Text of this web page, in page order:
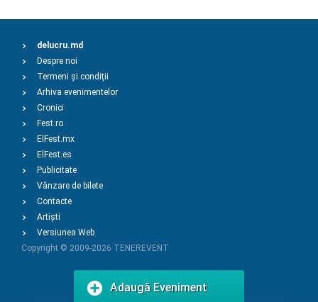
delucru.md
Despre noi
Termeni și condiții
Arhiva evenimentelor
Cronici
Fest.ro
ElFest.mx
ElFest.es
Publicitate
Vânzare de bilete
Contacte
Artiști
Versiunea Web
Copyright © 2009-2026 TENEREVENT
Adaugă Eveniment